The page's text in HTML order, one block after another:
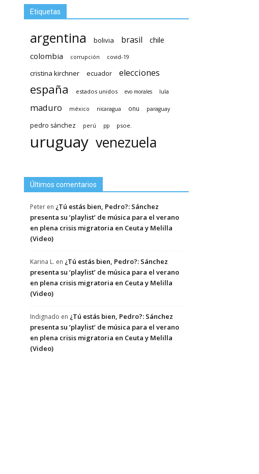
Etiquetas
argentina bolivia brasil
chile
colombia
corrupción covid-19
cristina kirchner ecuador elecciones
españa estados unidos evo morales lula
maduro méxico nicaragua onu paraguay
pedro sánchez perú pp psoe.
uruguay venezuela
Últimos comentarios
Peter en ¿Tú estás bien, Pedro?: Sánchez
presenta su ‘playlist’ de música para el verano
en plena crisis migratoria en Ceuta y Melilla
(Video)
Karina L. en ¿Tú estás bien, Pedro?: Sánchez
presenta su ‘playlist’ de música para el verano
en plena crisis migratoria en Ceuta y Melilla
(Video)
Indignado en ¿Tú estás bien, Pedro?: Sánchez
presenta su ‘playlist’ de música para el verano
en plena crisis migratoria en Ceuta y Melilla
(Video)